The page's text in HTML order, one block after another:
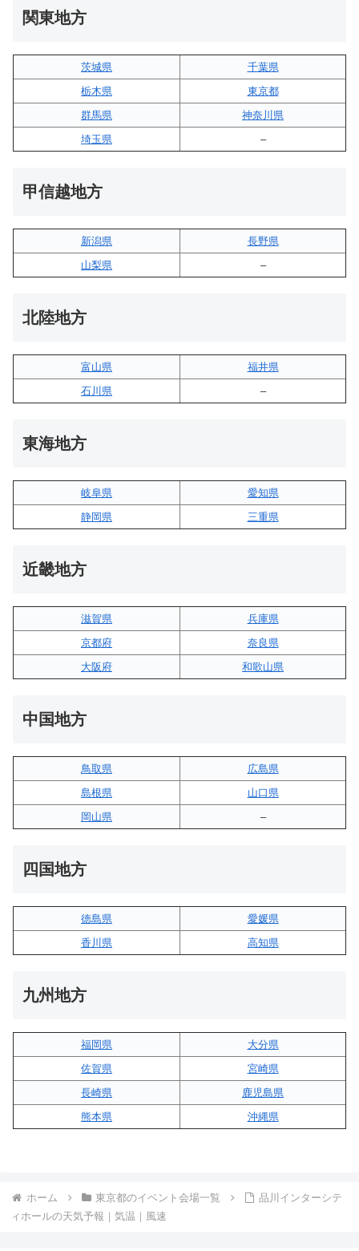
関東地方
茨城県
千葉県
栃木県
東京都
群馬県
神奈川県
埼玉県
–
甲信越地方
新潟県
長野県
山梨県
–
北陸地方
富山県
福井県
石川県
–
東海地方
岐阜県
愛知県
静岡県
三重県
近畿地方
滋賀県
兵庫県
京都府
奈良県
大阪府
和歌山県
中国地方
鳥取県
広島県
島根県
山口県
岡山県
–
四国地方
徳島県
愛媛県
香川県
高知県
九州地方
福岡県
大分県
佐賀県
宮崎県
長崎県
鹿児島県
熊本県
沖縄県
ホーム 東京都のイベント会場一覧
品川インターシテ
ィホールの天気予報｜気温｜風速